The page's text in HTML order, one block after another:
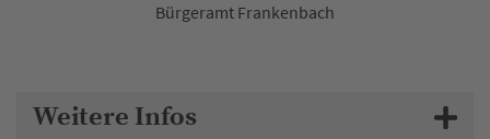
Bürgeramt Frankenbach
Weitere Infos